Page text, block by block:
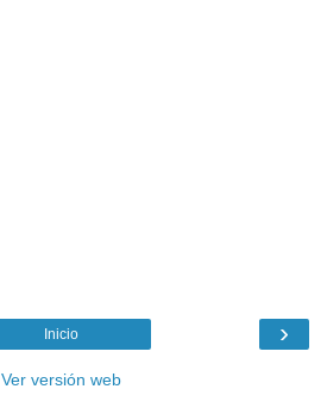
›
Inicio
Ver versión web